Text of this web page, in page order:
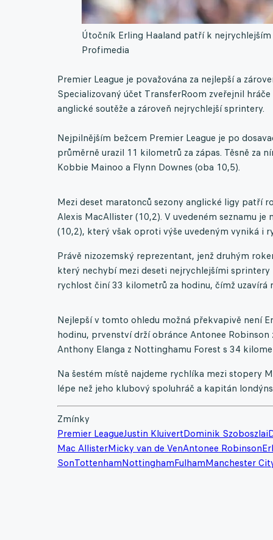
Útočník Erling Haaland patří k nejrychlejším
Profimedia
Premier League je považována za nejlepší a
Specializovaný účet TransferRoom zveřejnil
anglické soutěže a zároveň nejrychlejší sprintery.
Nejpilnějším bežcem Premier League je po
průměrně urazil 11 kilometrů za zápas. Těsně za
Kobbie Mainoo a Flynn Downes (oba 10,5).
Mezi deset maratonců sezony anglické ligy patří
Alexis MacAllister (10,2). V uvedeném seznamu
(10,2), který však oproti výše uvedeným vyniká i
Právě nizozemský reprezentant, jenž druhým
který nechybí mezi deseti nejrychlejšími
rychlost činí 33 kilometrů za hodinu, čímž uzavírá
Nejlepší v tomto ohledu možná překvapivě není
hodinu, prvenství drží obránce Antonee
Anthony Elanga z Nottinghamu Forest s 34
Na šestém místě najdeme rychlíka mezi stopery
lépe než jeho klubový spoluhráč a kapitán
Zmínky
Premier LeagueJustin KluivertDominik Szoboszlai
Mac AllisterMicky van de VenAntonee Robinson
SonTottenhamNottinghamFulhamManchester